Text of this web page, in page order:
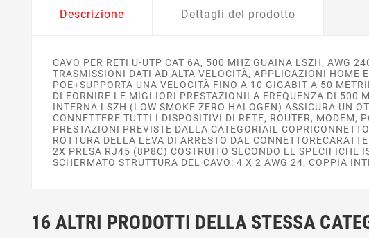
Descrizione Dettagli del prodotto
CAVO PER RETI U-UTP CAT 6A, 500 MHZ GUAINA LSZH, AWG
TRASMISSIONI DATI AD ALTA VELOCITÀ, APPLICAZIONI HOME
POE+SUPPORTA UNA VELOCITÀ FINO A 10 GIGABIT A 50
DI FORNIRE LE MIGLIORI PRESTAZIONILA FREQUENZA DI 500
INTERNA LSZH (LOW SMOKE ZERO HALOGEN) ASSICURA UN
CONNETTERE TUTTI I DISPOSITIVI DI RETE, ROUTER, MODEM,
PRESTAZIONI PREVISTE DALLA CATEGORIAIL
ROTTURA DELLA LEVA DI ARRESTO DAL
2X PRESA RJ45 (8P8C) COSTRUITO SECONDO LE
SCHERMATO STRUTTURA DEL CAVO: 4 X 2 AWG 24, COPPIA
16 ALTRI PRODOTTI DELLA STESSA